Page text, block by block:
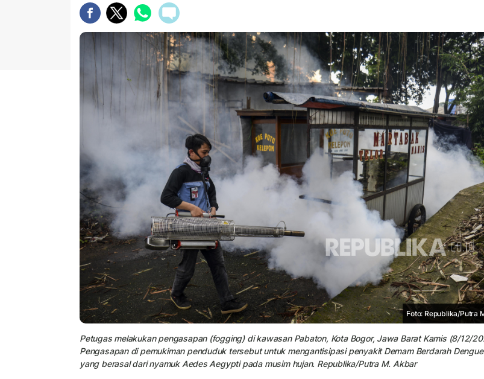
Foto: Republika/Putra
Petugas melakukan pengasapan (fogging) di kawasan Pabaton, Kota Bogor, Jawa Barat Kamis (8/12/
Pengasapan di pemukiman penduduk tersebut untuk mengantisipasi penyakit Demam Berdarah Dengue
yang berasal dari nyamuk Aedes Aegypti pada musim hujan. Republika/Putra M. Akbar